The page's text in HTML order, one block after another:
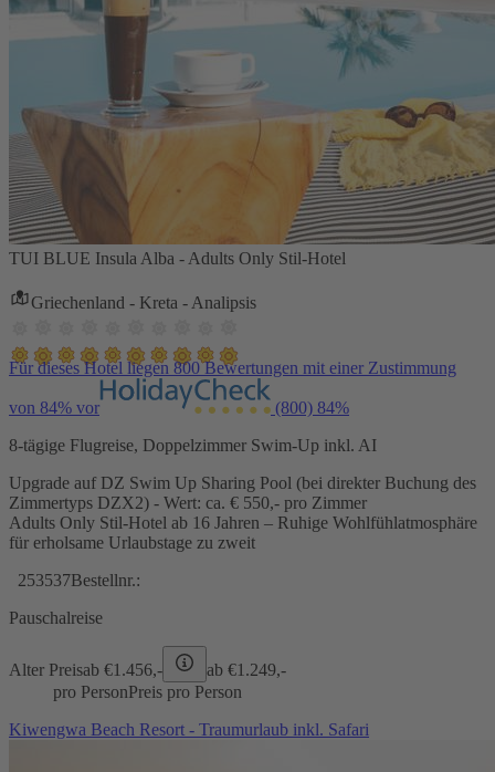
TUI BLUE Insula Alba - Adults Only Stil-Hotel
Griechenland - Kreta - Analipsis
Für dieses Hotel liegen 800 Bewertungen mit einer Zustimmung
von 84% vor (800) 84%
8-tägige Flugreise, Doppelzimmer Swim-Up inkl. AI
Upgrade auf DZ Swim Up Sharing Pool (bei direkter Buchung des
Zimmertyps DZX2) - Wert: ca. € 550,- pro Zimmer
Adults Only Stil-Hotel ab 16 Jahren – Ruhige Wohlfühlatmosphäre
für erholsame Urlaubstage zu zweit
253537Bestellnr.:
Pauschalreise
Alter Preisab €1.456,- ab €1.249,-
pro PersonPreis pro Person
Kiwengwa Beach Resort - Traumurlaub inkl. Safari